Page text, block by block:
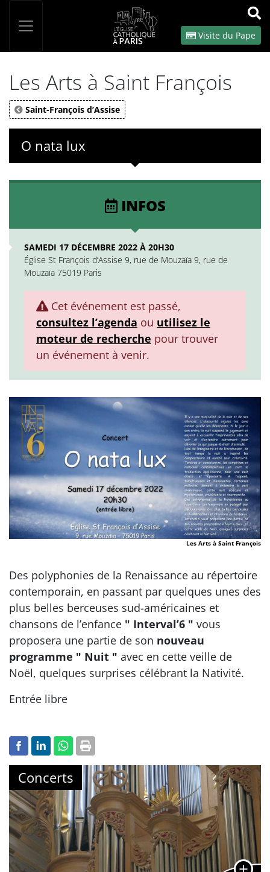
OK
Visite du Pape
Les Arts à Saint François
Saint-François d’Assise
O nata lux
INFOS
SAMEDI 17 DÉCEMBRE 2022 À 20H30
Église St François d’Assise 9, rue de Mouzaïa 9, rue de
Mouzaïa 75019 Paris
Cet événement est passé,
consultez l’agenda ou utilisez le
moteur de recherche pour trouver
un événement à venir.
Les Arts à Saint François
Des polyphonies de la Renaissance au répertoire
contemporain, en passant par quelques unes des
plus belles berceuses sud-américaines et
chansons de l’enfance " Interval’6 " vous
proposera une partie de son nouveau
programme " Nuit " avec en cette veille de
Noël, quelques surprises célébrant la Nativité.
Entrée libre
Concerts
Panneau de gestion des cookies